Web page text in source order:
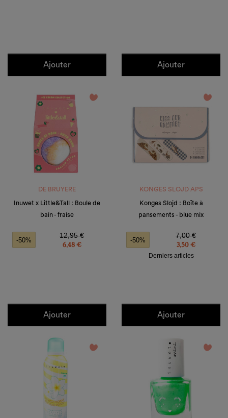
Ajouter Ajouter
favorite_border
DE BRUYERE
Inuwet x Little&Tall : Boule de
bain - fraise
Prix de base
12,95 €
-50%
Prix
6,48 €
Ajouter
favorite_border
KONGES SLOJD APS
Konges Slojd : Boîte à
pansements - blue mix
Prix de base
7,00 €
-50%
Prix
3,50 €
Derniers articles
Ajouter
favorite_border favorite_border